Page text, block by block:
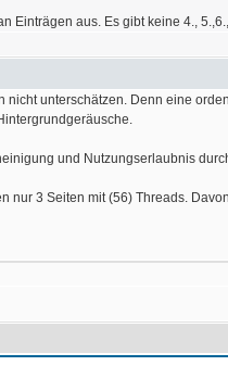
Einträgen aus. Es gibt keine 4.,
unterschätzen. Denn eine
und Nutzungserlaubnis
nur 3 Seiten mit (56) Threads.